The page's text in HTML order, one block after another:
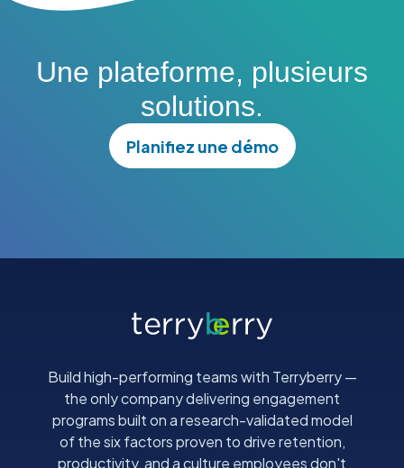
Une plateforme, plusieurs
solutions.
Planifiez une démo
Build high-performing teams with Terryberry —
the only company delivering engagement
programs built on a research-validated model
of the six factors proven to drive retention,
productivity, and a culture employees don't